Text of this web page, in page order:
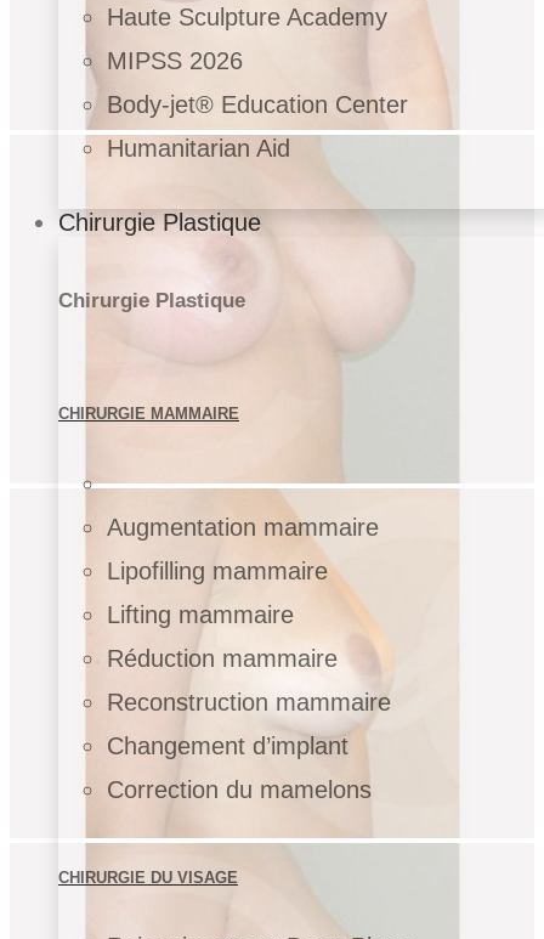
Haute Sculpture Academy
MIPSS 2026
Body-jet® Education Center
Humanitarian Aid
Chirurgie Plastique
Chirurgie Plastique
CHIRURGIE MAMMAIRE
Augmentation mammaire
Lipofilling mammaire
Lifting mammaire
Réduction mammaire
Reconstruction mammaire
Changement d’implant
Correction du mamelons
CHIRURGIE DU VISAGE